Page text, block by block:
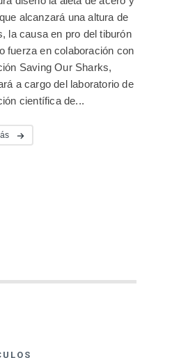
alcanzará una altura de
la causa en pro del tiburón
fuerza en colaboración con
Saving Our Sharks,
a cargo del laboratorio de
científica de...